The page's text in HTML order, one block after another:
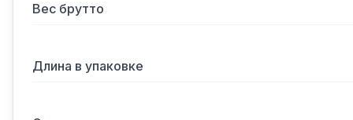
Вес брутто
Длина в упаковке